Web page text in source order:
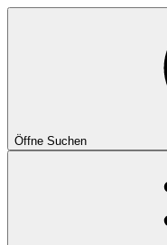
Öffne Suchen